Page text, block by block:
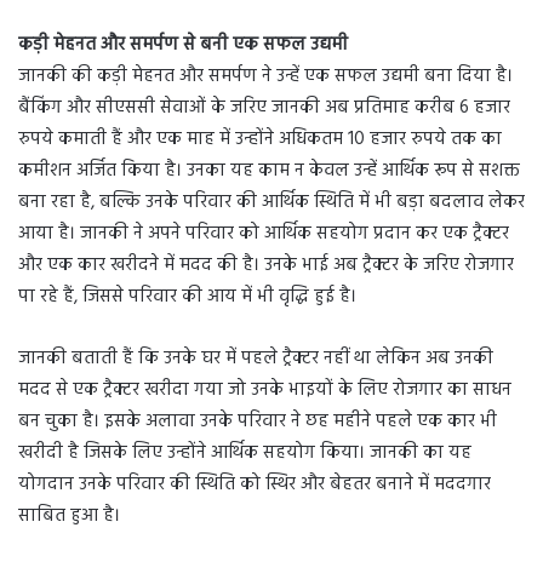
कड़ी मेहनत और समर्पण से बनी एक सफल उद्यमी
जानकी की कड़ी मेहनत और समर्पण ने उन्हें एक सफल उद्यमी बना दिया है।
बैंकिंग और सीएससी सेवाओं के जरिए जानकी अब प्रतिमाह करीब 6 हजार
रुपये कमाती हैं और एक माह में उन्होंने अधिकतम 10 हजार रुपये तक का
कमीशन अर्जित किया है। उनका यह काम न केवल उन्हें आर्थिक रूप से सशक्त
बना रहा है, बल्कि उनके परिवार की आर्थिक स्थिति में भी बड़ा बदलाव लेकर
आया है। जानकी ने अपने परिवार को आर्थिक सहयोग प्रदान कर एक ट्रैक्टर
और एक कार खरीदने में मदद की है। उनके भाई अब ट्रैक्टर के जरिए रोजगार
पा रहे हैं, जिससे परिवार की आय में भी वृद्धि हुई है।
जानकी बताती हैं कि उनके घर में पहले ट्रैक्टर नहीं था लेकिन अब उनकी
मदद से एक ट्रैक्टर खरीदा गया जो उनके भाइयों के लिए रोजगार का साधन
बन चुका है। इसके अलावा उनके परिवार ने छह महीने पहले एक कार भी
खरीदी है जिसके लिए उन्होंने आर्थिक सहयोग किया। जानकी का यह
योगदान उनके परिवार की स्थिति को स्थिर और बेहतर बनाने में मददगार
साबित हुआ है।